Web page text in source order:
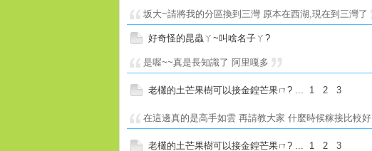
坂大~請將我的分區換到三灣 原本在西湖,現在到三灣了
好奇怪的昆蟲ㄚ~叫啥名子ㄚ?
是喔~~真是長知識了 阿里嘎多
老欉的土芒果樹可以接金鍠芒果ㄇ? 1 2 3
在這邊真的是高手如雲 再請教大家 什麼時候稼接比較好
老欉的土芒果樹可以接金鍠芒果ㄇ? 1 2 3